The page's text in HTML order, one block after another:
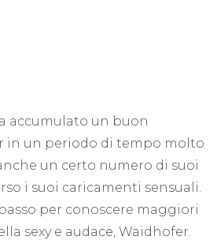
accumulato un buon
in un periodo di tempo molto
un certo numero di suoi
i suoi caricamenti sensuali.
per conoscere maggiori
sexy e audace, Waidhofer.